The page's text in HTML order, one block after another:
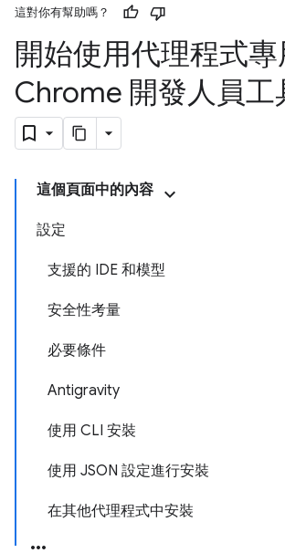
這對你有幫助嗎？
開始使用代理程式專
Chrome 開發人員工
這個頁面中的內容
設定
支援的 IDE 和模型
安全性考量
必要條件
Antigravity
使用 CLI 安裝
使用 JSON 設定進行安裝
在其他代理程式中安裝